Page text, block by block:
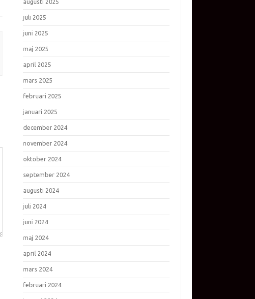
augusti 2025
juli 2025
juni 2025
maj 2025
april 2025
mars 2025
februari 2025
januari 2025
december 2024
november 2024
oktober 2024
september 2024
augusti 2024
juli 2024
juni 2024
maj 2024
april 2024
mars 2024
februari 2024